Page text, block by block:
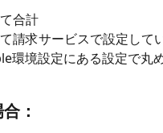
合計
請求サービスで設定して
環境設定にある設定で丸
：